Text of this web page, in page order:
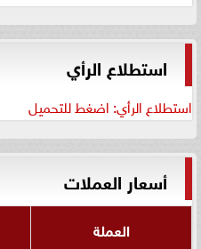
استطلاع الرأي
استطلاع الرأي: اضغط للتحميل
أسعار العملات
العملة